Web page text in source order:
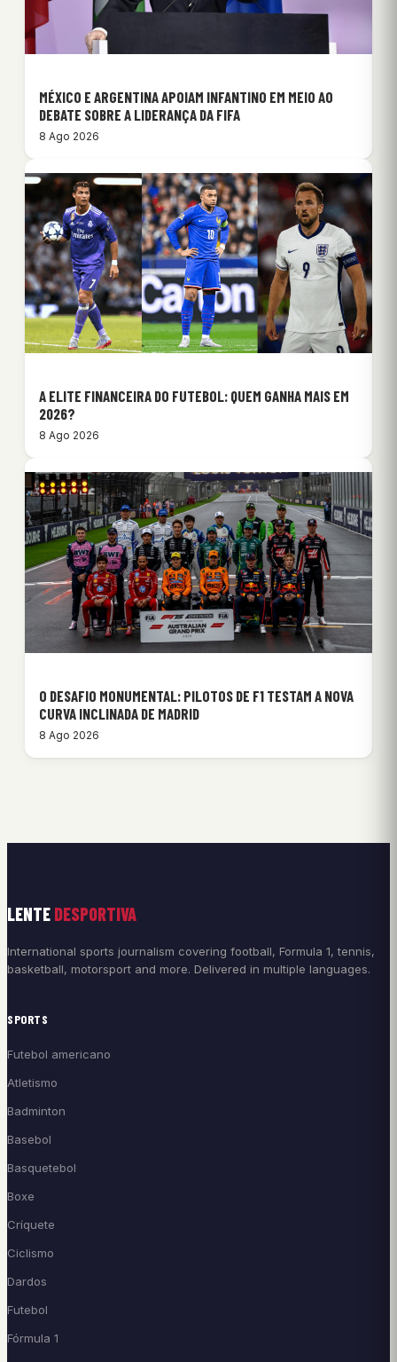
MÉXICO E ARGENTINA APOIAM INFANTINO EM MEIO AO
DEBATE SOBRE A LIDERANÇA DA FIFA
8 Ago 2026
A ELITE FINANCEIRA DO FUTEBOL: QUEM GANHA MAIS EM
2026?
8 Ago 2026
O DESAFIO MONUMENTAL: PILOTOS DE F1 TESTAM A NOVA
CURVA INCLINADA DE MADRID
8 Ago 2026
LENTE DESPORTIVA
International sports journalism covering football, Formula 1, tennis,
basketball, motorsport and more. Delivered in multiple languages.
SPORTS
Futebol americano
Atletismo
Badminton
Basebol
Basquetebol
Boxe
Críquete
Ciclismo
Dardos
Futebol
Fórmula 1